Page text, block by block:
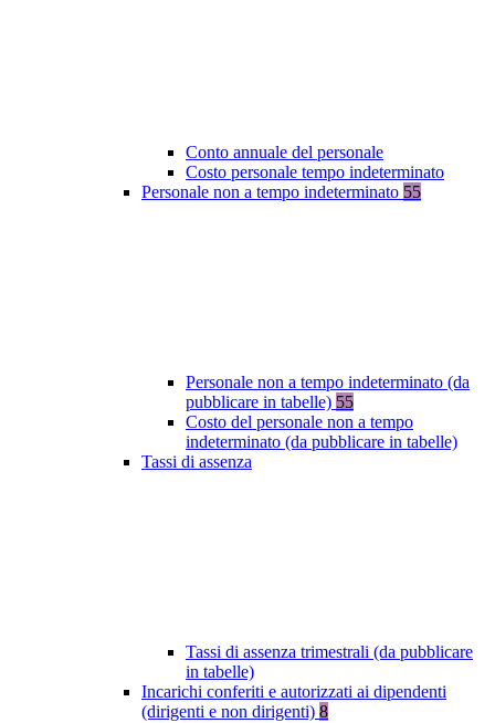
Conto annuale del personale
Costo personale tempo indeterminato
Personale non a tempo indeterminato 55
Personale non a tempo indeterminato (da
pubblicare in tabelle) 55
Costo del personale non a tempo
indeterminato (da pubblicare in tabelle)
Tassi di assenza
Tassi di assenza trimestrali (da pubblicare
in tabelle)
Incarichi conferiti e autorizzati ai dipendenti
(dirigenti e non dirigenti) 8